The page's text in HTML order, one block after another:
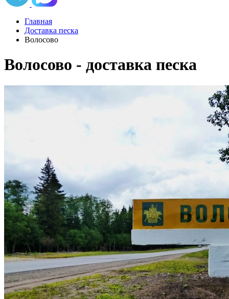
Главная
Доставка песка
Волосово
Волосово - доставка песка